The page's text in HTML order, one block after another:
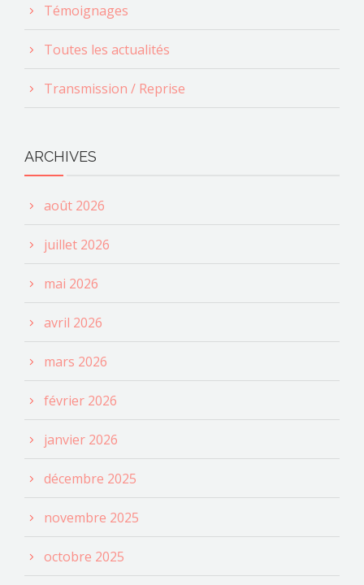
Témoignages
Toutes les actualités
Transmission / Reprise
ARCHIVES
août 2026
juillet 2026
mai 2026
avril 2026
mars 2026
février 2026
janvier 2026
décembre 2025
novembre 2025
octobre 2025